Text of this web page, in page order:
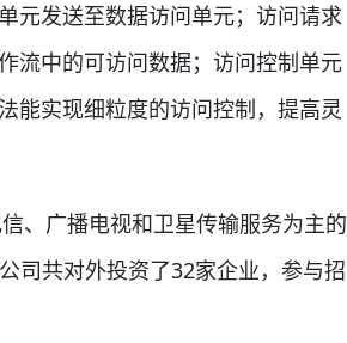
元发送至数据访问单元；访问请求
流中的可访问数据；访问控制单元
能实现细粒度的访问控制，提高灵
、广播电视和卫星传输服务为主的
司共对外投资了32家企业，参与招